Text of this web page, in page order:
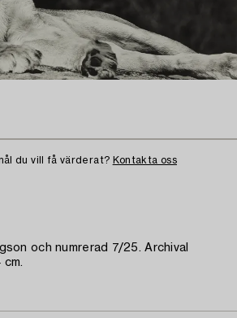
du vill få värderat? Kontakta oss
och numrerad 7/25. Archival
cm.